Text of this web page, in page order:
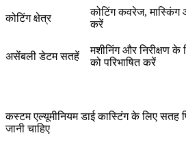
कोटिंग क्षेत्र
कोटिंग कवरेज, मास्किंग
करें
असेंबली डेटम सतहें
मशीनिंग और निरीक्षण के
को परिभाषित करें
कस्टम एल्यूमीनियम डाई कास्टिंग के लिए सतह
जानी चाहिए